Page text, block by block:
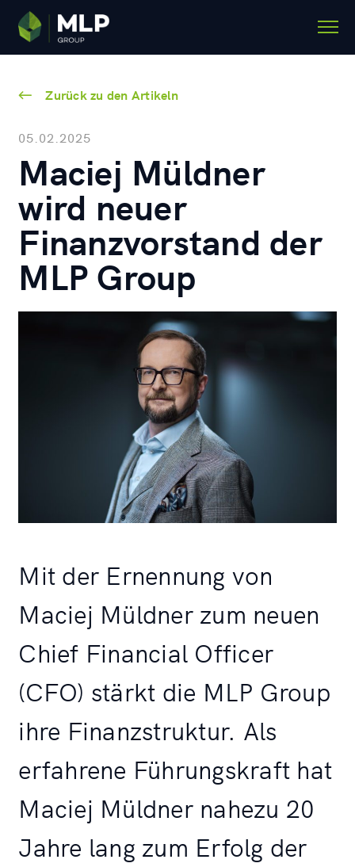
Zurück zu den Artikeln
05.02.2025
Maciej Müldner
wird neuer
Finanzvorstand der
MLP Group
Mit der Ernennung von
Maciej Müldner zum neuen
Chief Financial Officer
(CFO) stärkt die MLP Group
ihre Finanzstruktur. Als
erfahrene Führungskraft hat
Maciej Müldner nahezu 20
Jahre lang zum Erfolg der